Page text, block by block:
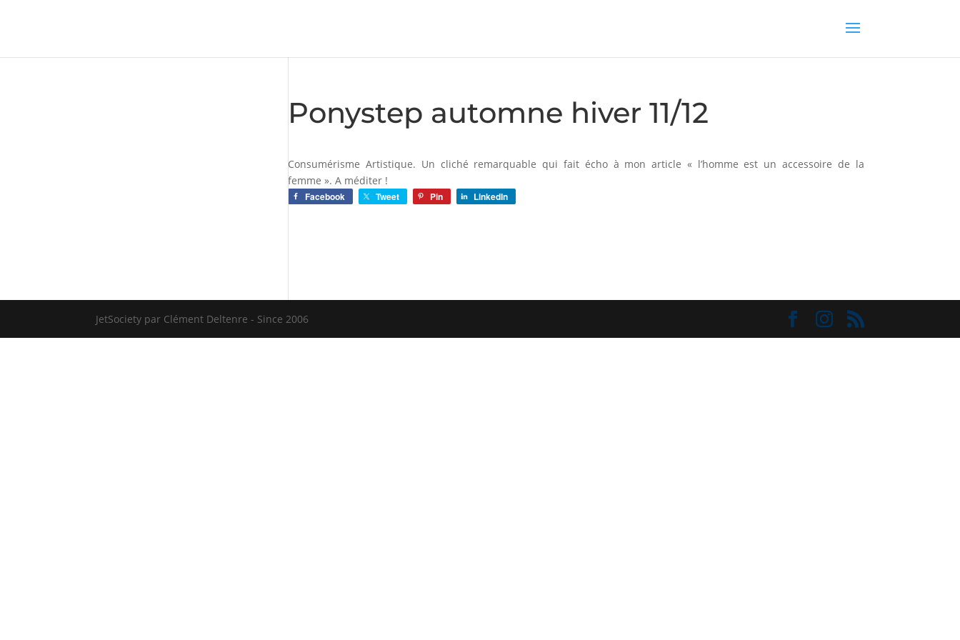
Ponystep automne hiver 11/12
Consumérisme Artistique. Un cliché remarquable qui fait écho à mon article « l’homme est un accessoire de la
femme ». A méditer !
Facebook Tweet Pin LinkedIn
JetSociety par Clément Deltenre - Since 2006